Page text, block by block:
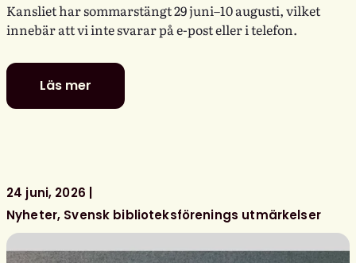
Kansliet har sommarstängt 29 juni–10 augusti, vilket
innebär att vi inte svarar på e-post eller i telefon.
Läs mer
Glad
sommar
24 juni, 2026
Nyheter Svensk biblioteksförenings utmärkelser